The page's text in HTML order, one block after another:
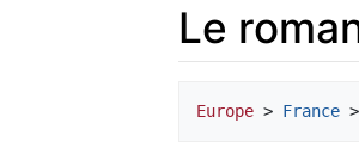
Le
Europe > France >